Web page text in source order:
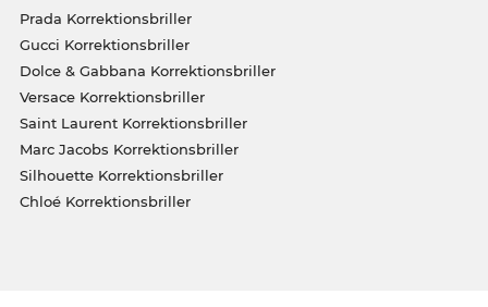
Prada Korrektionsbriller
Gucci Korrektionsbriller
Dolce & Gabbana Korrektionsbriller
Versace Korrektionsbriller
Saint Laurent Korrektionsbriller
Marc Jacobs Korrektionsbriller
Silhouette Korrektionsbriller
Chloé Korrektionsbriller